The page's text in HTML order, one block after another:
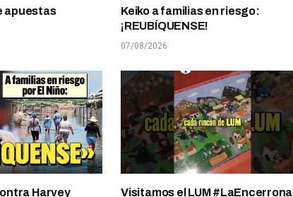
apuestas
Keiko a familias en riesgo:
¡REUBÍQUENSE!
07/08/2026
Harvey
Visitamos el LUM #LaEncerrona